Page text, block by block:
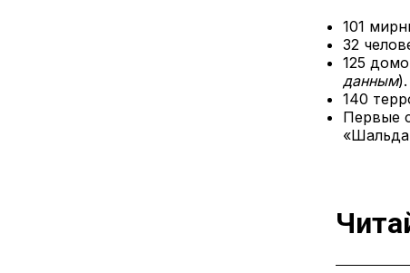
101
32
125
данным).
140
Первые